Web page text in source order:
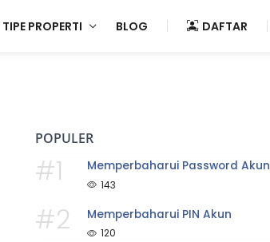
TIPE PROPERTI BLOG DAFTAR
POPULER
#1 Memperbaharui Password Akun
143
#2 Memperbaharui PIN Akun
120